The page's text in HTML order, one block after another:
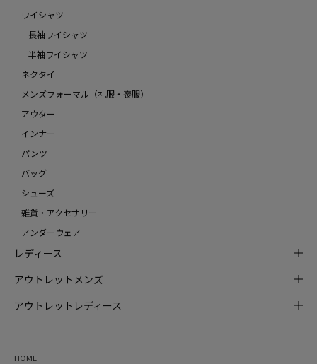
ワイシャツ
長袖ワイシャツ
半袖ワイシャツ
ネクタイ
メンズフォーマル（礼服・喪服）
アウター
インナー
パンツ
バッグ
シューズ
雑貨・アクセサリー
アンダーウェア
レディース
アウトレットメンズ
アウトレットレディース
HOME